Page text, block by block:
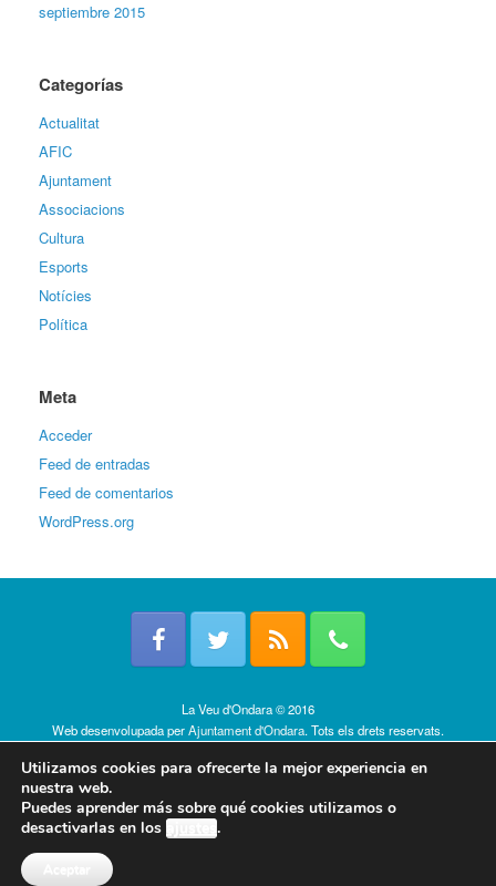
septiembre 2015
Categorías
Actualitat
AFIC
Ajuntament
Associacions
Cultura
Esports
Notícies
Política
Meta
Acceder
Feed de entradas
Feed de comentarios
WordPress.org
La Veu d'Ondara © 2016
Web desenvolupada perAjuntament d'Ondara. Tots els drets reservats.
Utilizamos cookies para ofrecerte la mejor experiencia en
nuestra web.
Puedes aprender más sobre qué cookies utilizamos o
desactivarlas en los ajustes.